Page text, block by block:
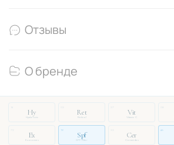
Отзывы
О бренде
14
Hy
Hyaluronic
Ret
Retinol
Vit
Vitamin C
Ex
Exosomes
19
Spf
SPF Filter
Cer
Ceramides
46